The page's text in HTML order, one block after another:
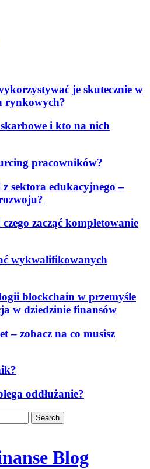
je skutecznie w
rynkowych?
i kto na nich
pracowników?
sektora edukacyjnego –
zacząć kompletowanie
wykwalifikowanych
blockchain w przemyśle
w dziedzinie finansów
– zobacz na co musisz
oddłużanie?
Blog